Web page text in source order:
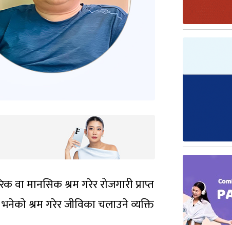
मानसिक श्रम गरेर रोजगारी प्राप्त
श्रम गरेर जीविका चलाउने व्यक्ति